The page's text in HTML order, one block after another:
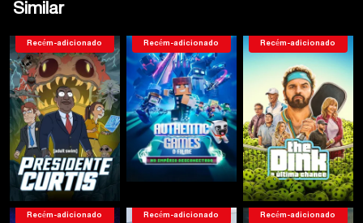
Similar
Recém-adicionado Recém-adicionado Recém-adicionado
Recém-adicionado Recém-adicionado Recém-adicionado